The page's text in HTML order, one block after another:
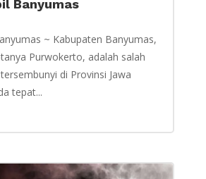
Banyumas
~ Kabupaten Banyumas,
Purwokerto, adalah salah
di Provinsi Jawa
tepat...